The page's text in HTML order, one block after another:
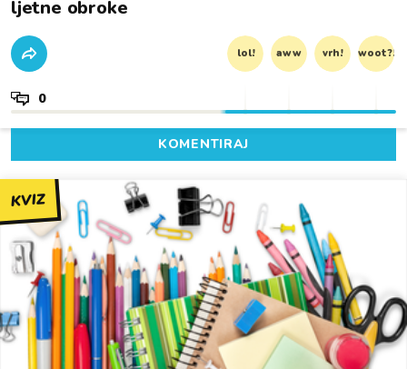
ljetne obroke
lol! aww vrh! woot?!
0
KOMENTIRAJ
KVIZ